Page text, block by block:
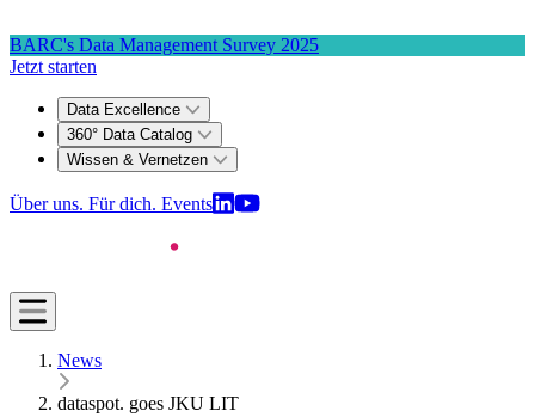
BARC's Data Management Survey 2025
Jetzt starten
Data Excellence
360° Data Catalog
Wissen & Vernetzen
Über uns. Für dich. Events
News
dataspot. goes JKU LIT